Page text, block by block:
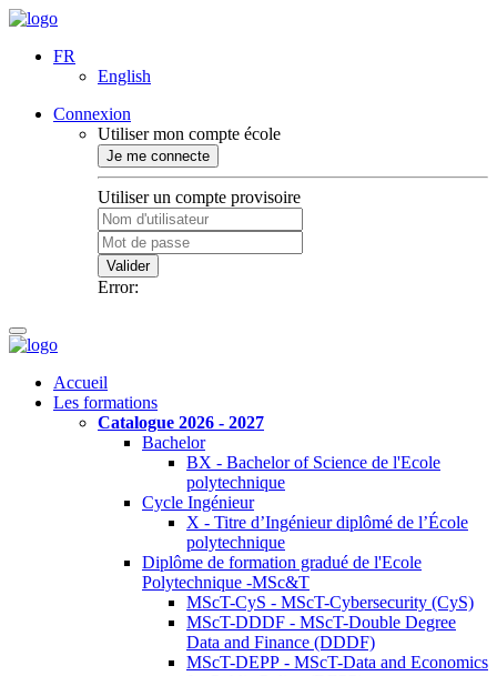
FR
English
Connexion
Utiliser mon compte école
Je me connecte
Utiliser un compte provisoire
Valider
Error:
Accueil
Les formations
Catalogue 2026 - 2027
Bachelor
BX - Bachelor of Science de l'Ecole
polytechnique
Cycle Ingénieur
X - Titre d’Ingénieur diplômé de l’École
polytechnique
Diplôme de formation gradué de l'Ecole
Polytechnique -MSc&T
MScT-CyS - MScT-Cybersecurity (CyS)
MScT-DDDF - MScT-Double Degree
Data and Finance (DDDF)
MScT-DEPP - MScT-Data and Economics